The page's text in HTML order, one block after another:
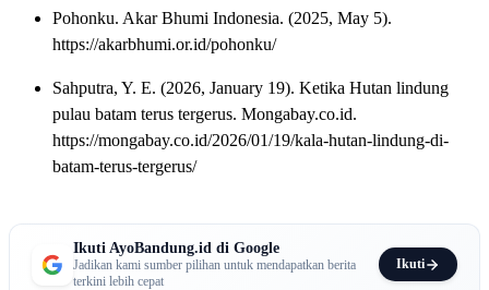
Pohonku. Akar Bhumi Indonesia. (2025, May 5).
https://akarbhumi.or.id/pohonku/
Sahputra, Y. E. (2026, January 19). Ketika Hutan lindung
pulau batam terus tergerus. Mongabay.co.id.
https://mongabay.co.id/2026/01/19/kala-hutan-lindung-di-
batam-terus-tergerus/
Ikuti AyoBandung.id di Google
Jadikan kami sumber pilihan untuk mendapatkan berita
terkini lebih cepat
Ikuti